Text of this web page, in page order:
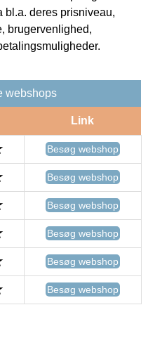
bl.a. deres prisniveau,
brugervenlighed,
webshops
Link
Besøg webshop
Besøg webshop
Besøg webshop
Besøg webshop
Besøg webshop
Besøg webshop